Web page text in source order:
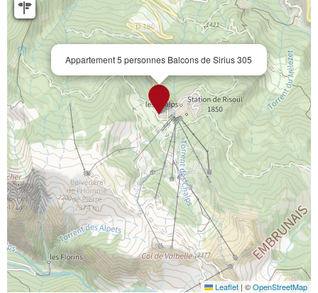
Appartement 5 personnes Balcons de Sirius 305
Leaflet | ©OpenStreetMap